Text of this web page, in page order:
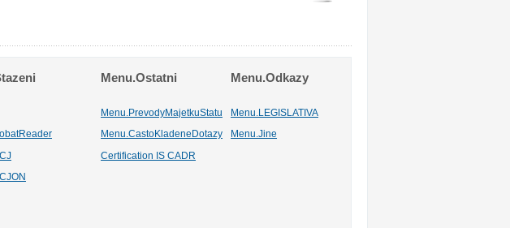
Menu.Ostatni Menu.Odkazy
Menu.PrevodyMajetkuStatu
Menu.LEGISLATIVA
Menu.CastoKladeneDotazy Menu.Jine
Certification IS CADR